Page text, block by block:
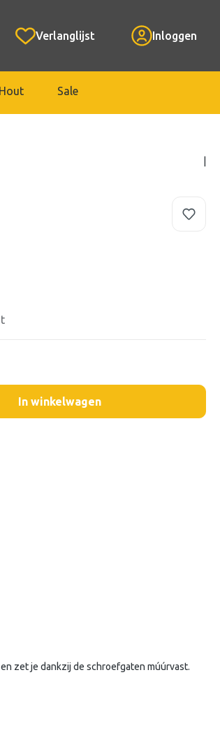
Verlanglijst Inloggen
Hout Sale
In winkelwagen
zet je dankzij de schroefgaten múúrvast.